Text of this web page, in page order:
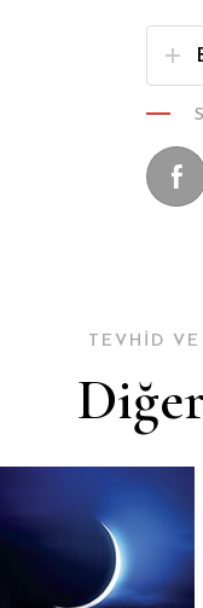
TEVHİD